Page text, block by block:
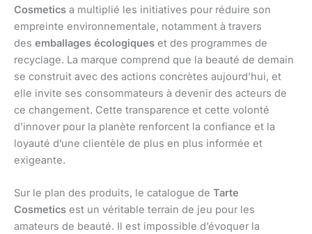
Cosmetics a multiplié les initiatives pour réduire son
empreinte environnementale, notamment à travers
des emballages écologiques et des programmes de
recyclage. La marque comprend que la beauté de demain
se construit avec des actions concrètes aujourd’hui, et
elle invite ses consommateurs à devenir des acteurs de
ce changement. Cette transparence et cette volonté
d’innover pour la planète renforcent la confiance et la
loyauté d’une clientèle de plus en plus informée et
exigeante.
Sur le plan des produits, le catalogue de Tarte
Cosmetics est un véritable terrain de jeu pour les
amateurs de beauté. Il est impossible d’évoquer la